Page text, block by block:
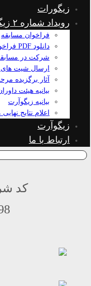
زیگورات
رویداد شماره ۲ زیگوآرت
فراخوان مسابقه
دانلود PDF فراخوان
شرکت در
ارسال شیت های
آثار برگزیده
بیانیه هیئت
بیانیه زیگوآرت
اعلام نتایج
زیگوآرت
ارتباط با ما
کد